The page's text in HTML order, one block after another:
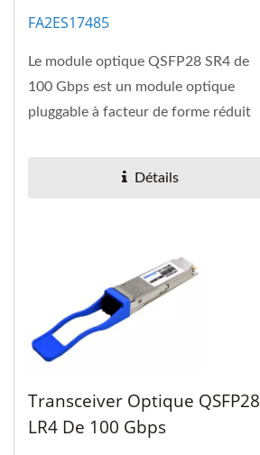
FA2ES17485
Le module optique QSFP28 SR4 de
100 Gbps est un module optique
pluggable à facteur de forme réduit
Détails
Transceiver Optique QSFP28
LR4 De 100 Gbps